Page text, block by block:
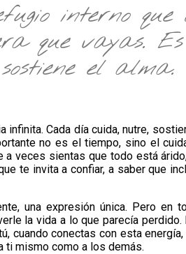
interno que
que vayas.
el alma.
infinita. Cada día cuida, nutre,
no es el tiempo, sino el
a veces sientas que todo está
te invita a confiar, a saber que
una expresión única. Pero en
la vida a lo que parecía perdido.
cuando conectas con esta
ti mismo como a los demás.